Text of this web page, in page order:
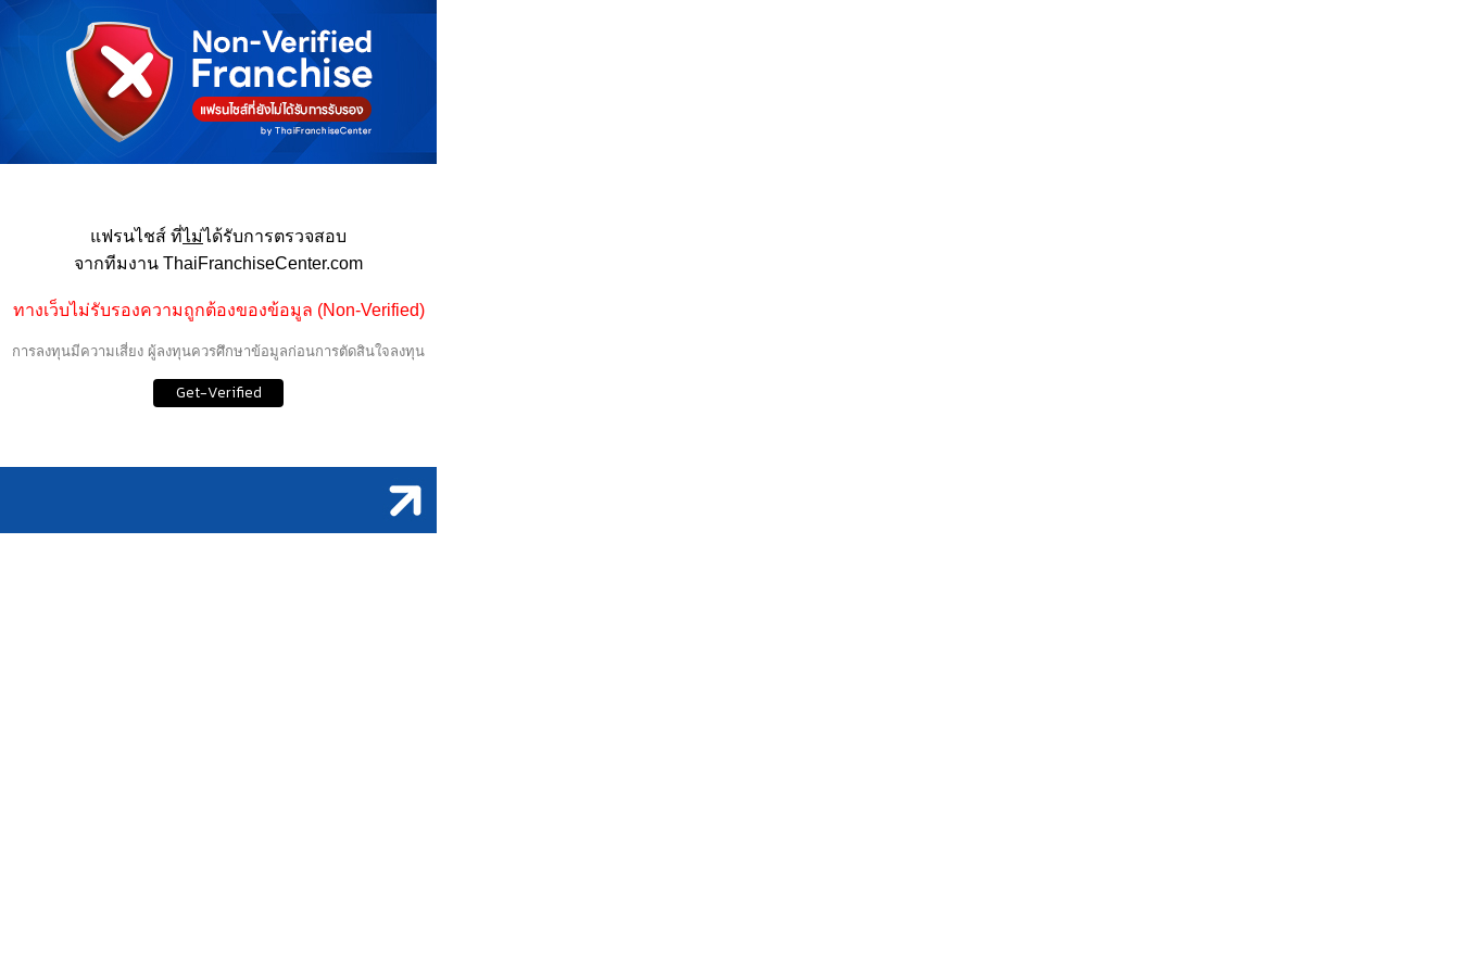
แฟรนไชส์ ที่ไม่ได้รับการตรวจสอบ
จากทีมงาน ThaiFranchiseCenter.com
ทางเว็บไม่รับรองความถูกต้องของข้อมูล (Non-Verified)
การลงทุนมีความเสี่ยง ผู้ลงทุนควรศึกษาข้อมูลก่อนการตัดสินใจลงทุน
Get-Verified